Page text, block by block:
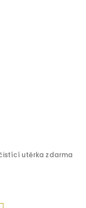
utěrka zdarma